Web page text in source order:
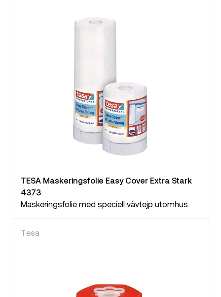
TESA Maskeringsfolie Easy Cover Extra Stark
4373
Maskeringsfolie med speciell vävtejp utomhus
Tesa